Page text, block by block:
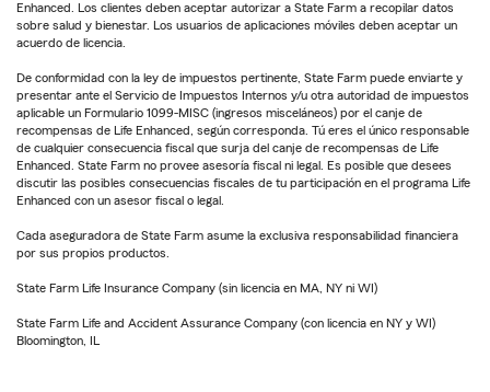
Enhanced. Los clientes deben aceptar autorizar a State Farm a recopilar datos
sobre salud y bienestar. Los usuarios de aplicaciones móviles deben aceptar un
acuerdo de licencia.
De conformidad con la ley de impuestos pertinente, State Farm puede enviarte y
presentar ante el Servicio de Impuestos Internos y/u otra autoridad de impuestos
aplicable un Formulario 1099-MISC (ingresos misceláneos) por el canje de
recompensas de Life Enhanced, según corresponda. Tú eres el único responsable
de cualquier consecuencia fiscal que surja del canje de recompensas de Life
Enhanced. State Farm no provee asesoría fiscal ni legal. Es posible que desees
discutir las posibles consecuencias fiscales de tu participación en el programa Life
Enhanced con un asesor fiscal o legal.
Cada aseguradora de State Farm asume la exclusiva responsabilidad financiera
por sus propios productos.
State Farm Life Insurance Company (sin licencia en MA, NY ni WI)
State Farm Life and Accident Assurance Company (con licencia en NY y WI)
Bloomington, IL